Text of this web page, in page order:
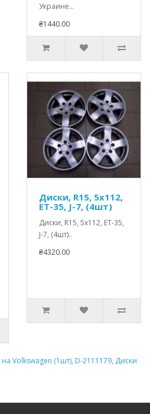
Украине...
₴1440.00
Диски, R15, 5x112,
ET-35, J-7, (4шт)
Диски, R15, 5x112, ET-35,
J-7, (4шт)..
₴4320.00
на Volkswagen (1шт), D-2111179, Диски